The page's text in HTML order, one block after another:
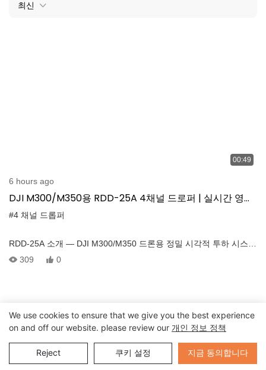
최신
00:49
6 hours ago
DJI M300/M350용 RDD-25A 4채널 드로퍼 | 실시간 영상
전송 시스템
#4 채널 드롭퍼
RDD-25A 소개 — DJI M300/M350 드론용 정밀 시각적 투하 시스템
RDD-25A는 중요한 배송 작업을 위해 설계된 모듈식 4채널 공중 투
지원 - 간편한 플러그 앤 플레이를 위한 PSDK 포트 공유 기능이 있
는 Type-C 인터페이스 - DJI Matrice 300 RTK / Matrice 350 RTK와
호환
309 0
Send Inquiry
We use cookies to ensure that we give you the best experience
on and off our website. please review our 개인 정보 정책
Reject 쿠키 설정 지금 동의합니다